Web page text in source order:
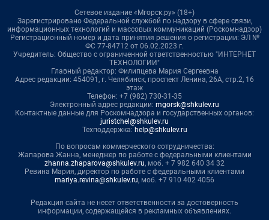
Сетевое издание «Мгорск.ру» (18+)
Зарегистрировано Федеральной службой по надзору в сфере связи,
информационных технологий и массовых коммуникаций (Роскомнадзор)
Регистрационный номер и дата принятия решения о регистрации: ЭЛ №
ФС 77-84712 от 06.02.2023 г.
Учредитель: Общество с ограниченной ответственностью "ИНТЕРНЕТ
ТЕХНОЛОГИИ"
Главный редактор: Филипцева Мария Сергеевна
Адрес редакции: 454091, г. Челябинск, проспект Ленина, 26А, стр.2, 16
этаж
Телефон: +7 (982) 730-31-35
Электронный адрес редакции: mgorsk@shkulev.ru
Контактные данные для Роскомнадзора и государственных органов:
juristchel@shkulev.ru
Техподдержка: help@shkulev.ru
По вопросам коммерческого сотрудничества:
Жапарова Жанна, менеджер по работе с федеральными клиентами
zhanna.zhaparova@shkulev.ru, моб. + 7 982 640 34 32
Ревина Мария, директор по работе с федеральными клиентами
mariya.revina@shkulev.ru, моб. +7 910 402 4056
Редакция сайта не несет ответственности за достоверность
информации, содержащейся в рекламных объявлениях.